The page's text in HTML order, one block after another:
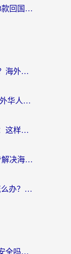
穿梭和快喵好用吗？海外党亲测3款回国加速器，附日本回国VPN避坑指南
汽水到国外不能用了吗怎么办呀？海外党追剧看片的救星在这里！
音悦Tai在瑞典用不了怎么办？海外华人追剧听歌的实用指南
优酷境外地域限制？海外党亲测：这样看国内剧再也不卡（附3个实用场景解决）
香港西瓜视频看不了怎么办？3步解决海外追剧难题，附靠谱加速器推荐
喜马拉雅FM在马来西亚用不了怎么办？海外华人亲测有效的回国加速指南
在国外打鸣潮用加速器有用吗？安全吗？海外玩家国服游戏加速全指南